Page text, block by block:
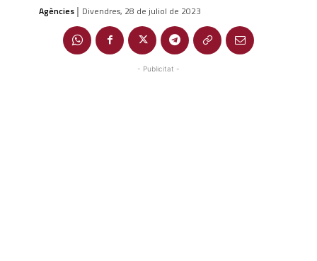
Agències | Divendres, 28 de juliol de 2023
- Publicitat -